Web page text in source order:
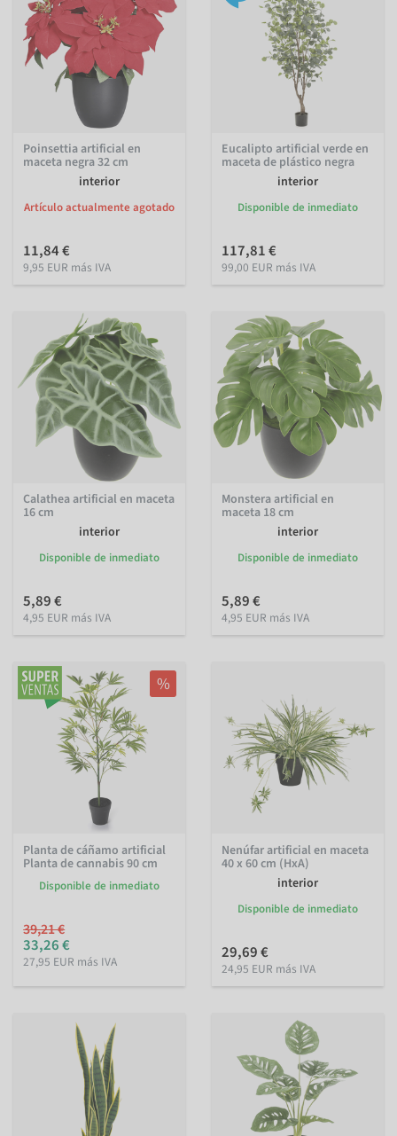
Poinsettia artificial en
maceta negra 32 cm
interior
Artículo actualmente agotado
11,84 €
9,95 EUR más IVA
Eucalipto artificial verde en
maceta de plástico negra
interior
Disponible de inmediato
117,81 €
99,00 EUR más IVA
Calathea artificial en maceta
16 cm
interior
Disponible de inmediato
5,89 €
4,95 EUR más IVA
Monstera artificial en
maceta 18 cm
interior
Disponible de inmediato
5,89 €
4,95 EUR más IVA
%
Planta de cáñamo artificial
Planta de cannabis 90 cm
Disponible de inmediato
39,21 €
33,26 €
27,95 EUR más IVA
Nenúfar artificial en maceta
40 x 60 cm (HxA)
interior
Disponible de inmediato
29,69 €
24,95 EUR más IVA